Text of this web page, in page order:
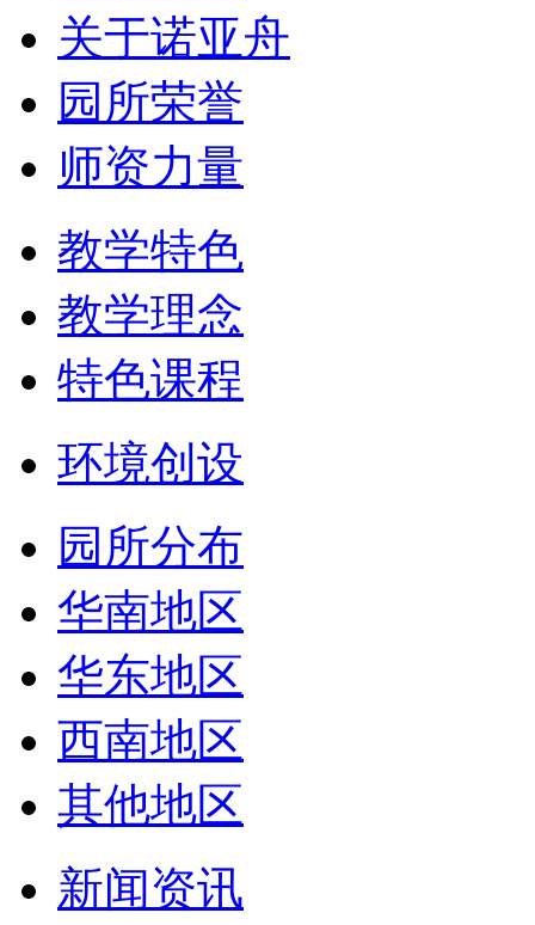
关于诺亚舟
园所荣誉
师资力量
教学特色
教学理念
特色课程
环境创设
园所分布
华南地区
华东地区
西南地区
其他地区
新闻资讯